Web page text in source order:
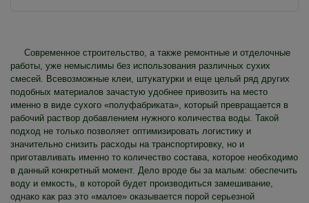
Современное строительство, а также ремонтные и отделочные
работы, уже немыслимы без использования различных сухих
смесей. Всевозможные клеи, штукатурки и еще целый ряд других
подобных материалов зачастую удобнее привозить на место
именно в виде сухого «полуфабриката», который превращается в
рабочий раствор добавлением нужного количества воды. Такой
подход не только позволяет оптимизировать логистику и
значительно снизить расходы на транспортировку, но и
приготавливать именно то количество состава, которое необходимо
в данный конкретный момент. Дело вроде бы за малым: обеспечить
воду и емкость, в которой будет производиться замешивание,
однако как раз это «малое» оказывается порой серьезной